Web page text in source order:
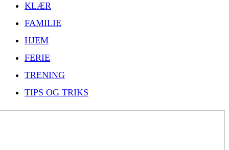
KLÆR
FAMILIE
HJEM
FERIE
TRENING
TIPS OG TRIKS